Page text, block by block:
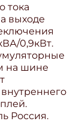
тока
выходе
0,9кВт.
на шине
Россия.